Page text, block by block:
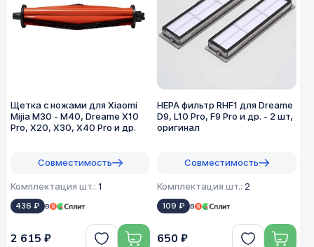
Щетка с ножами для Xiaomi
Mijia M30 - M40, Dreame X10
Pro, X20, X30, X40 Pro и др.
Совместимость
Комплектация шт.: 1
436 ₽ в
2 615 ₽
HEPA фильтр RHF1 для Dreame
D9, L10 Pro, F9 Pro и др. - 2 шт,
оригинал
Совместимость
Комплектация шт.: 2
109 ₽ в
650 ₽